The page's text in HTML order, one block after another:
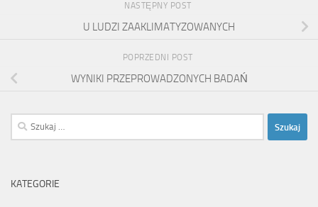
NASTĘPNY POST
U LUDZI ZAAKLIMATYZOWANYCH
POPRZEDNI POST
WYNIKI PRZEPROWADZONYCH BADAŃ
Szukaj:
KATEGORIE